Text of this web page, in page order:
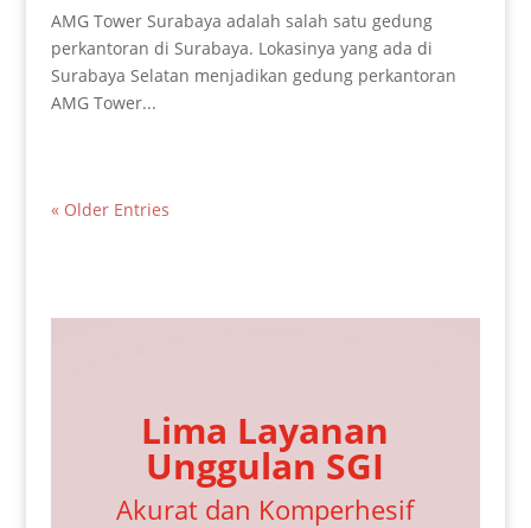
AMG Tower Surabaya adalah salah satu gedung
perkantoran di Surabaya. Lokasinya yang ada di
Surabaya Selatan menjadikan gedung perkantoran
AMG Tower...
« Older Entries
Lima Layanan
Unggulan SGI
Akurat dan Komperhesif